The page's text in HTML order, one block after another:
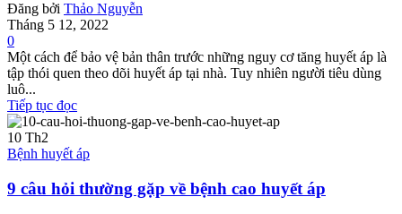
Đăng bởi Thảo Nguyễn
Tháng 5 12, 2022
0
Một cách để bảo vệ bản thân trước những nguy cơ tăng huyết áp là
tập thói quen theo dõi huyết áp tại nhà. Tuy nhiên người tiêu dùng
luô...
Tiếp tục đọc
10 Th2
Bệnh huyết áp
9 câu hỏi thường gặp về bệnh cao huyết áp